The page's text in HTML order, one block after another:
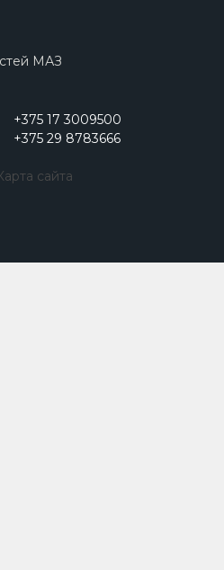
МАЗ
+375 17 3009500
+375 29 8783666
сайта